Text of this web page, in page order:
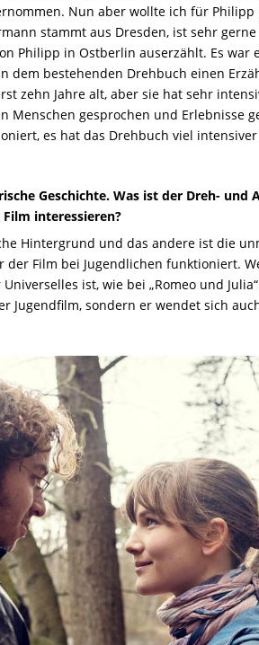
Nun aber wollte ich für
stammt aus Dresden, ist sehr
Philipp in Ostberlin auserzählt. Es war
dem bestehenden Drehbuch einen
zehn Jahre alt, aber sie hat sehr
gesprochen und Erlebnisse
es hat das Drehbuch viel
Geschichte. Was ist der Dreh- und
interessieren?
Hintergrund und das andere ist die
der Film bei Jugendlichen funktioniert.
ist, wie bei „Romeo und
Jugendfilm, sondern er wendet sich